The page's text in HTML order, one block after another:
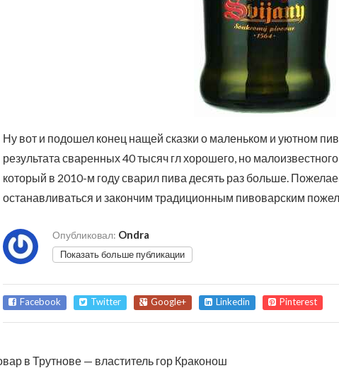
Ну вот и подошел конец нащей сказки о маленьком и уютном
результата сваренных 40 тысяч гл хорошего, но
который в 2010-м году сварил пива десять раз больше.
останавливаться и закончим традиционным пивоварским
Опубликовал: Ondra
Показать больше публикации
Facebook Twitter Google+ Linkedin Pinterest
в Трутнове — властитель гор Краконош